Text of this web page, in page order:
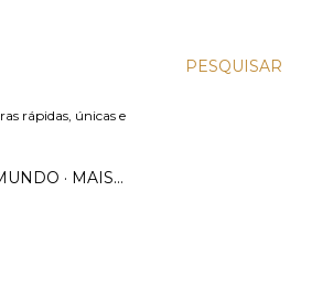
PESQUISAR
rápidas, únicas e
MAIS…